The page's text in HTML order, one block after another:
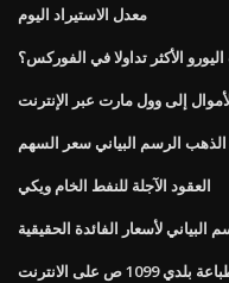
معدل الاستيراد اليوم
الأكثر تداولا في الفوركس؟
إلى وول مارت عبر الإنترنت
الذهب الرسم البياني سعر السهم
العقود الآجلة للنفط الخام ويكي
البياني لأسعار الفائدة الحقيقية
ص على الانترنت